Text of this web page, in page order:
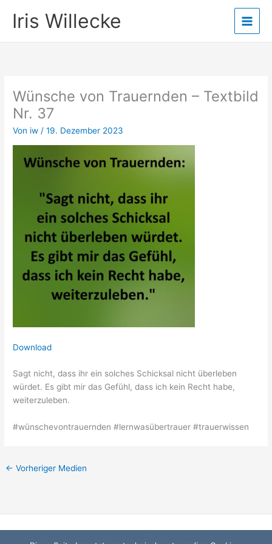
InhaltIris Willecke
Wünsche von Trauernden – Textbild
Nr. 37
Von iw /19. Dezember 2023
Download
Sagt nicht, dass ihr ein solches Schicksal nicht überleben
würdet. Es gibt mir das Gefühl, dass ich kein Recht habe,
weiterzuleben.
#wünschevontrauernden #lernwasübertrauer #trauerwissen
← Vorheriger Medien
Startseite